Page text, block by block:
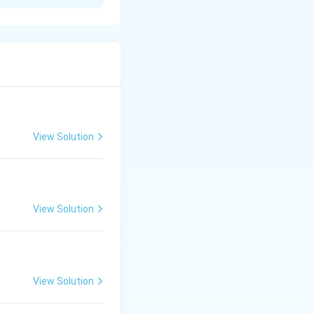
हैं। वे कैकेयी को
निर्दोषिता
View Solution
View Solution
View Solution